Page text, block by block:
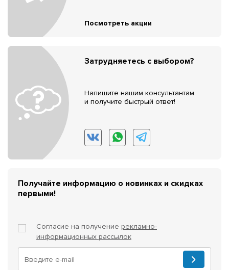
Посмотреть акции
Затрудняетесь с выбором?
Напишите нашим консультантам
и получите быстрый ответ!
Получайте информацию о новинках и скидках
первыми!
Согласие на получение рекламно-
информационных рассылок